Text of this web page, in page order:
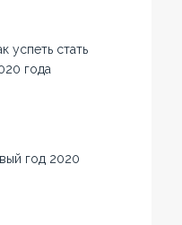
успеть стать
года
год 2020